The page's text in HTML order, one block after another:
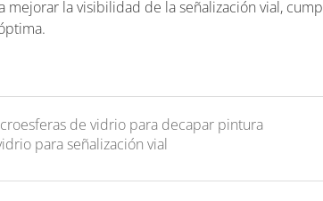
la visibilidad de la señalización vial,
de vidrio para decapar pintura
para señalización vial